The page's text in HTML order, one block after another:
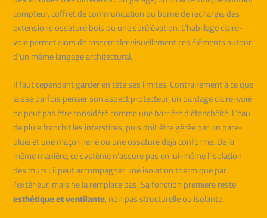
compteur, coffret de communication ou borne de recharge, des
extensions ossature bois ou une surélévation. L’habillage claire-
voie permet alors de rassembler visuellement ces éléments autour
d’un même langage architectural.
Il faut cependant garder en tête ses limites. Contrairement à ce que
laisse parfois penser son aspect protecteur, un bardage claire-voie
ne peut pas être considéré comme une barrière d’étanchéité. L’eau
de pluie franchit les interstices, puis doit être gérée par un pare-
pluie et une maçonnerie ou une ossature déjà conforme. De la
même manière, ce système n’assure pas en lui-même l’isolation
des murs : il peut accompagner une isolation thermique par
l’extérieur, mais ne la remplace pas. Sa fonction première reste
esthétique et ventilante, non pas structurelle ou isolante.